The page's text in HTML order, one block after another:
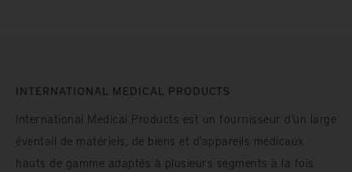
INTERNATIONAL MEDICAL PRODUCTS
International Medical Products est un fournisseur d’un large
éventail de matériels, de biens et d'appareils médicaux
hauts de gamme adaptés à plusieurs segments à la fois